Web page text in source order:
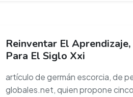
Reinventar El
Para El Siglo Xxi
artículo de germán escorcia, de
globales.net, quien propone